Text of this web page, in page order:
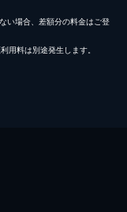
い場合、差額分の料金はご登
用料は別途発生します。